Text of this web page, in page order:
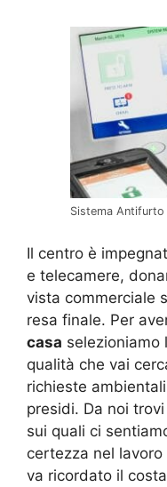
Sistema Antifurto
Il centro è
e telecamere,
vista commerciale
resa finale. Per
casa selezioniamo
qualità che vai
richieste
presidi. Da noi
sui quali ci
certezza nel
va ricordato il